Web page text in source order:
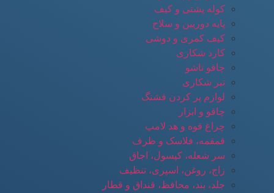
کوله پشتی و کیف
پایه دوربین و سلاح
کیف کمری و دوشی
کارد شکاری
چاقو تاشو
تبر شکاری
لوازم پر کردن فشنگ
چاقو و ابزار
چراغ قوه و هد لامپ
قمقمه، فلاسک و ظرف
سر شعله، کپسول، اجاق
زاج، روغن، اسپری، تنظیف
جلد، بند، محافظ، قنداق و قطار